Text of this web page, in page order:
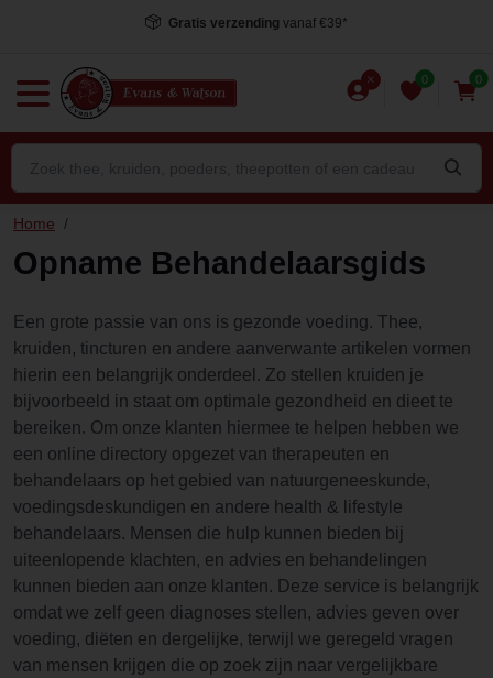
Gratis verzending vanaf €39*
0 0
Home /
Opname Behandelaarsgids
Een grote passie van ons is gezonde voeding. Thee,
kruiden, tincturen en andere aanverwante artikelen vormen
hierin een belangrijk onderdeel. Zo stellen kruiden je
bijvoorbeeld in staat om optimale gezondheid en dieet te
bereiken. Om onze klanten hiermee te helpen hebben we
een online directory opgezet van therapeuten en
behandelaars op het gebied van natuurgeneeskunde,
voedingsdeskundigen en andere health & lifestyle
behandelaars. Mensen die hulp kunnen bieden bij
uiteenlopende klachten, en advies en behandelingen
kunnen bieden aan onze klanten. Deze service is belangrijk
omdat we zelf geen diagnoses stellen, advies geven over
voeding, diëten en dergelijke, terwijl we geregeld vragen
van mensen krijgen die op zoek zijn naar vergelijkbare